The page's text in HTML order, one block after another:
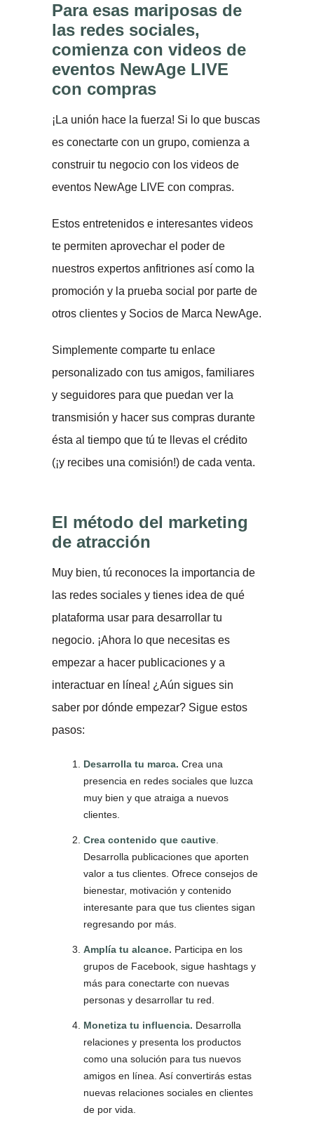
Para esas mariposas de
las redes sociales,
comienza con videos de
eventos NewAge LIVE
con compras
¡La unión hace la fuerza! Si lo que buscas
es conectarte con un grupo, comienza a
construir tu negocio con los videos de
eventos NewAge LIVE con compras.
Estos entretenidos e interesantes videos
te permiten aprovechar el poder de
nuestros expertos anfitriones así como la
promoción y la prueba social por parte de
otros clientes y Socios de Marca NewAge.
Simplemente comparte tu enlace
personalizado con tus amigos, familiares
y seguidores para que puedan ver la
transmisión y hacer sus compras durante
ésta al tiempo que tú te llevas el crédito
(¡y recibes una comisión!) de cada venta.
El método del marketing
de atracción
Muy bien, tú reconoces la importancia de
las redes sociales y tienes idea de qué
plataforma usar para desarrollar tu
negocio. ¡Ahora lo que necesitas es
empezar a hacer publicaciones y a
interactuar en línea! ¿Aún sigues sin
saber por dónde empezar? Sigue estos
pasos:
Desarrolla tu marca. Crea una
presencia en redes sociales que luzca
muy bien y que atraiga a nuevos
clientes.
Crea contenido que cautive.
Desarrolla publicaciones que aporten
valor a tus clientes. Ofrece consejos de
bienestar, motivación y contenido
interesante para que tus clientes sigan
regresando por más.
Amplía tu alcance. Participa en los
grupos de Facebook, sigue hashtags y
más para conectarte con nuevas
personas y desarrollar tu red.
Monetiza tu influencia. Desarrolla
relaciones y presenta los productos
como una solución para tus nuevos
amigos en línea. Así convertirás estas
nuevas relaciones sociales en clientes
de por vida.